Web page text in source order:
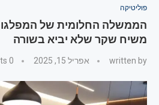
פוליטיקה
הממשלה החלומית של
משיח שקר שלא יביא בשורה
written by אפריל 15, 2025 0 comments